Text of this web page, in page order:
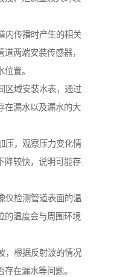
内传播时产生的相关
两端安装传感器，
置。
区域安装水表，通过
在漏水以及漏水的大
压，观察压力变化情
降较快，说明可能存
仪检测管道表面的温
的温度会与周围环境
，根据反射波的情况
在漏水等问题。